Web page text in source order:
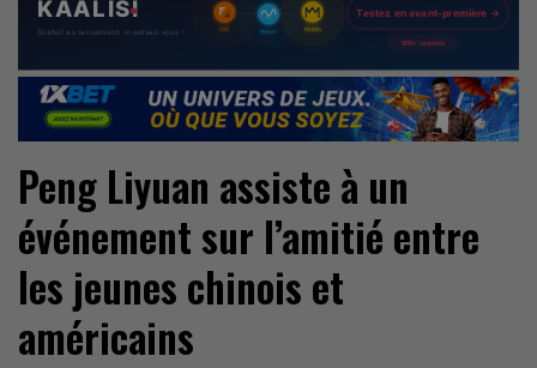
Peng Liyuan assiste à un
événement sur l’amitié entre
les jeunes chinois et
américains